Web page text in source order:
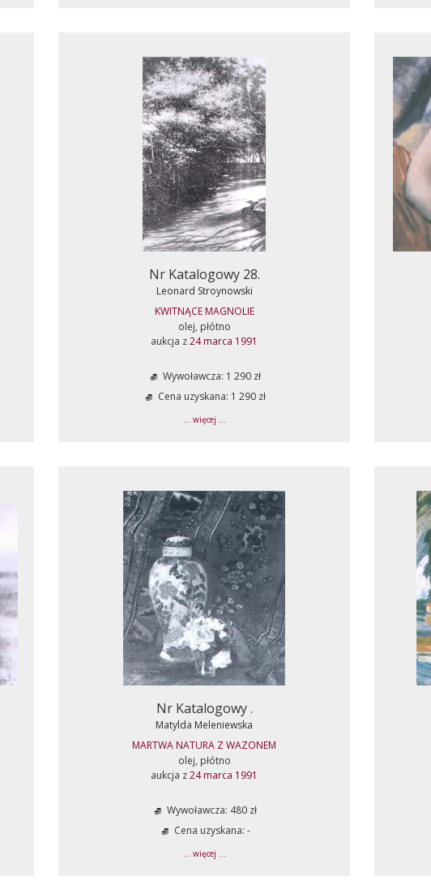
Nr Katalogowy 28.
Leonard Stroynowski
KWITNĄCE MAGNOLIE
olej, płótno
aukcja z24 marca 1991
Wywoławcza: 1 290 zł
Cena uzyskana: 1 290 zł
... więcej ...
Nr Katalogowy .
Matylda Meleniewska
MARTWA NATURA Z WAZONEM
olej, płótno
aukcja z24 marca 1991
Wywoławcza: 480 zł
Cena uzyskana: -
... więcej ...